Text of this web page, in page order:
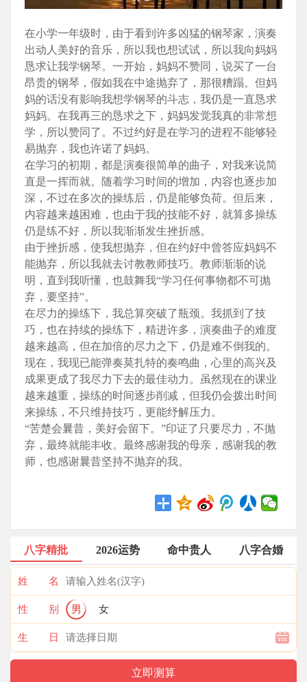
在小学一年级时，由于看到许多凶猛的钢琴家，演奏
出动人美好的音乐，所以我也想试试，所以我向妈妈
恳求让我学钢琴。一开始，妈妈不赞同，说买了一台
昂贵的钢琴，假如我在中途抛弃了，那很糟蹋。但妈
妈的话没有影响我想学钢琴的斗志，我仍是一直恳求
妈妈。在我再三的恳求之下，妈妈发觉我真的非常想
学，所以赞同了。不过约好是在学习的进程不能够轻
易抛弃，我也许诺了妈妈。
在学习的初期，都是演奏很简单的曲子，对我来说简
直是一挥而就。随着学习时间的增加，内容也逐步加
深，不过在多次的操练后，仍是能够负荷。但后来，
内容越来越困难，也由于我的技能不好，就算多操练
仍是练不好，所以我渐渐发生挫折感。
由于挫折感，使我想抛弃，但在约好中曾答应妈妈不
能抛弃，所以我就去讨教教师技巧。教师渐渐的说
明，直到我听懂，也鼓舞我“学习任何事物都不可抛
弃，要坚持”。
在尽力的操练下，我总算突破了瓶颈。我抓到了技
巧，也在持续的操练下，精进许多，演奏曲子的难度
越来越高，但在加倍的尽力之下，仍是难不倒我的。
现在，我现已能弹奏莫扎特的奏鸣曲，心里的高兴及
成果更成了我尽力下去的最佳动力。虽然现在的课业
越来越重，操练的时间逐步削减，但我仍会拨出时间
来操练，不只维持技巧，更能纾解压力。
“苦楚会曩昔，美好会留下。”印证了只要尽力，不抛
弃，最终就能丰收。最终感谢我的母亲，感谢我的教
师，也感谢曩昔坚持不抛弃的我。
八字精批 2026运势 命中贵人 八字合婚
姓 名
性 别 男 女
生 日